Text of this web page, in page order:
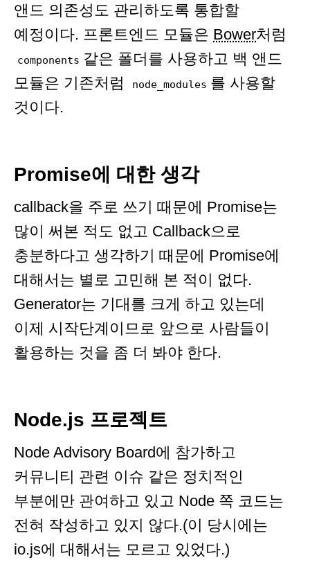
앤드 의존성도 관리하도록 통합할
예정이다. 프론트엔드 모듈은 Bower처럼
components 같은 폴더를 사용하고 백 앤드
모듈은 기존처럼
node_modules 를 사용할
것이다.
Promise에 대한 생각
callback을 주로 쓰기 때문에 Promise는
많이 써본 적도 없고 Callback으로
충분하다고 생각하기 때문에 Promise에
대해서는 별로 고민해 본 적이 없다.
Generator는 기대를 크게 하고 있는데
이제 시작단계이므로 앞으로 사람들이
활용하는 것을 좀 더 봐야 한다.
Node.js 프로젝트
Node Advisory Board에 참가하고
커뮤니티 관련 이슈 같은 정치적인
부분에만 관여하고 있고 Node 쪽 코드는
전혀 작성하고 있지 않다.(이 당시에는
io.js에 대해서는 모르고 있었다.)